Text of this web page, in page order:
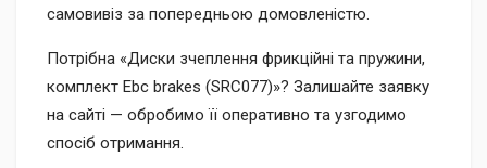
самовивіз за попередньою домовленістю.
Потрібна «Диски зчеплення фрикційні та пружини,
комплект Ebc brakes (SRC077)»? Залишайте заявку
на сайті — обробимо її оперативно та узгодимо
спосіб отримання.